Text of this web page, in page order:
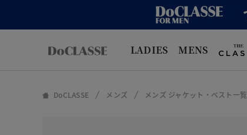
LADIES MENS
DoCLASSE メンズ メンズ ジャケット・ベスト一覧